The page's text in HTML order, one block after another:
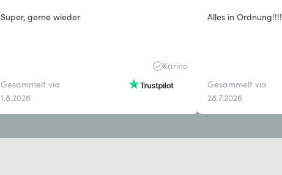
Super, gerne wieder
Karino
Gesammelt via
1.8.2026
Alles in Ordnung!!!!
Gesammelt via
28.7.2026